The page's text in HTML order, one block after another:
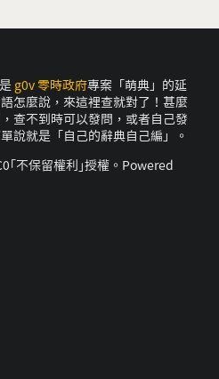
g0v 零時政府專案「萌典」的延
怎麼說，來這裡查就對了！甚麼
查不到時可以發問，或者自己發
說就是「自己的辭典自己編」。
｢不保留權利｣授權。Powered